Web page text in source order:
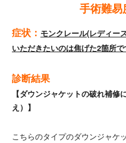
手術難易
症状： モンクレール(レディー
いただきたいのは焦げた2箇所で
診断結果
【ダウンジャケットの破れ補
え）】
こちらのタイプのダウンジャケ